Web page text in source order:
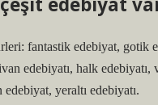
fantastik edebiyat, gotik
edebiyatı, halk edebiyatı,
edebiyat, yeraltı edebiyatı.